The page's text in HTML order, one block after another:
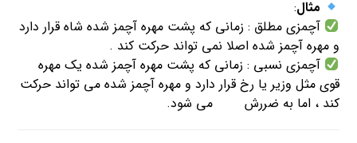
مثال:
آچمزی مطلق : زمانی که پشت مهره آچمز شده شاه قرار دارد
و مهره آچمز شده اصلا نمی تواند حرکت کند .
آچمزی نسبی : زمانی که پشت مهره آچمز شده یک مهره
قوی مثل وزیر یا رخ قرار دارد و مهره آچمز شده می تواند حرکت
کند ، اما به ضررش می شود.